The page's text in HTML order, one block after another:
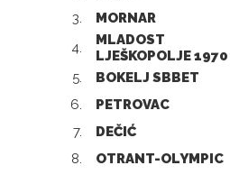
3.
MORNAR
4.
MLADOST
LJEŠKOPOLJE 1970
5.
BOKELJ SBBET
6.
PETROVAC
7.
DEČIĆ
8.
OTRANT-OLYMPIC